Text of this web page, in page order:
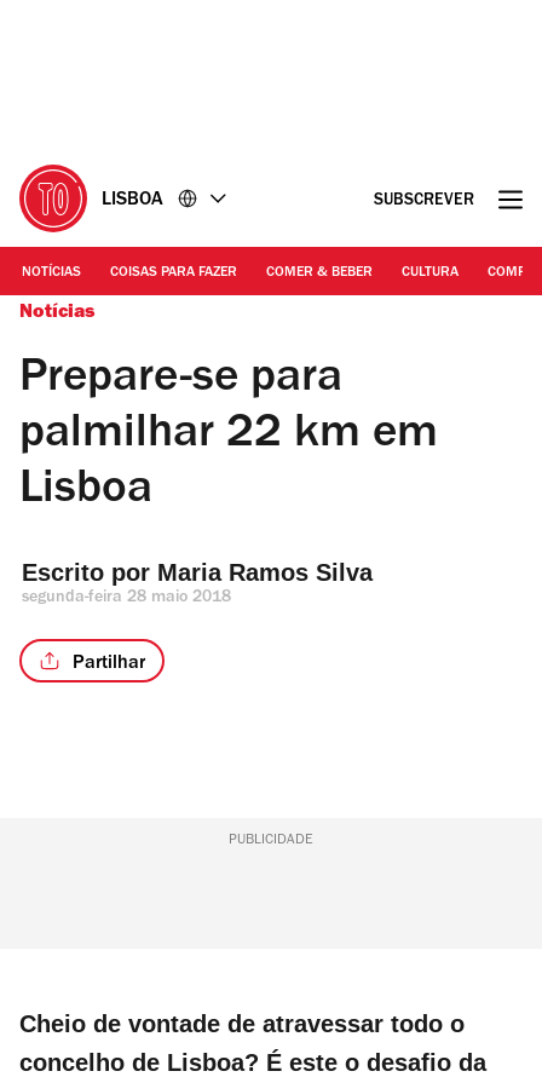
LISBOA SUBSCREVER
NOTÍCIAS COISAS PARA FAZER COMER & BEBER CULTURA
Notícias
Prepare-se para
palmilhar 22 km em
Lisboa
Escrito por Maria Ramos Silva
segunda-feira 28 maio 2018
Partilhar
PUBLICIDADE
Cheio de vontade de atravessar todo o
concelho de Lisboa? É este o desafio da